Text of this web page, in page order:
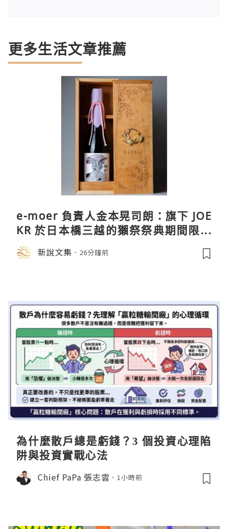
更多生活文章推薦
e-moer 負責人金本晃司朗：旗下 JOE
KR 於日本橋三越的獺祭祭典期間限定
店中，與日伸貴金属的東京銀器工匠一
同參展新說文集 26分鐘前
為什麼散戶總是虧錢？3 個投資心理陷
阱與投資實戰心法
Chief PaPa 張志雲 1小時前